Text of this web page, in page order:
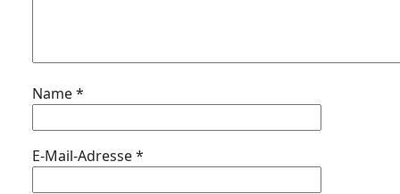
Name*
E-Mail-Adresse*